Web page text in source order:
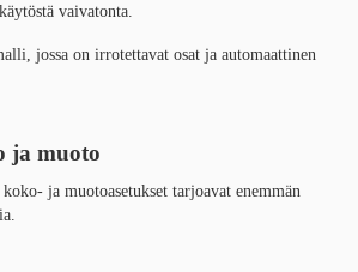
vaivatonta.
jossa on irrotettavat osat ja automaattinen
ja muoto
ja muotoasetukset tarjoavat enemmän